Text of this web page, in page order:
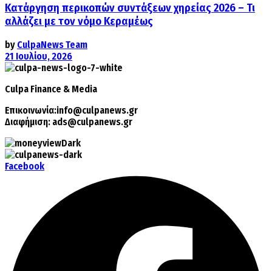
Κατάργηση περικοπών συντάξεων χηρείας 2026 – Τι
αλλάζει με τον νόμο Κεραμέως
by CulpaNews Team
21 Ιουλίου, 2026
Culpa Finance & Media
Επικοινωνία:info@culpanews.gr
Διαφήμιση: ads@culpanews.gr
Facebook